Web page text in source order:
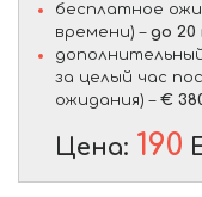
бесплатное
времени) – до 20
за целый час
ожидания) – €
Цена: 190